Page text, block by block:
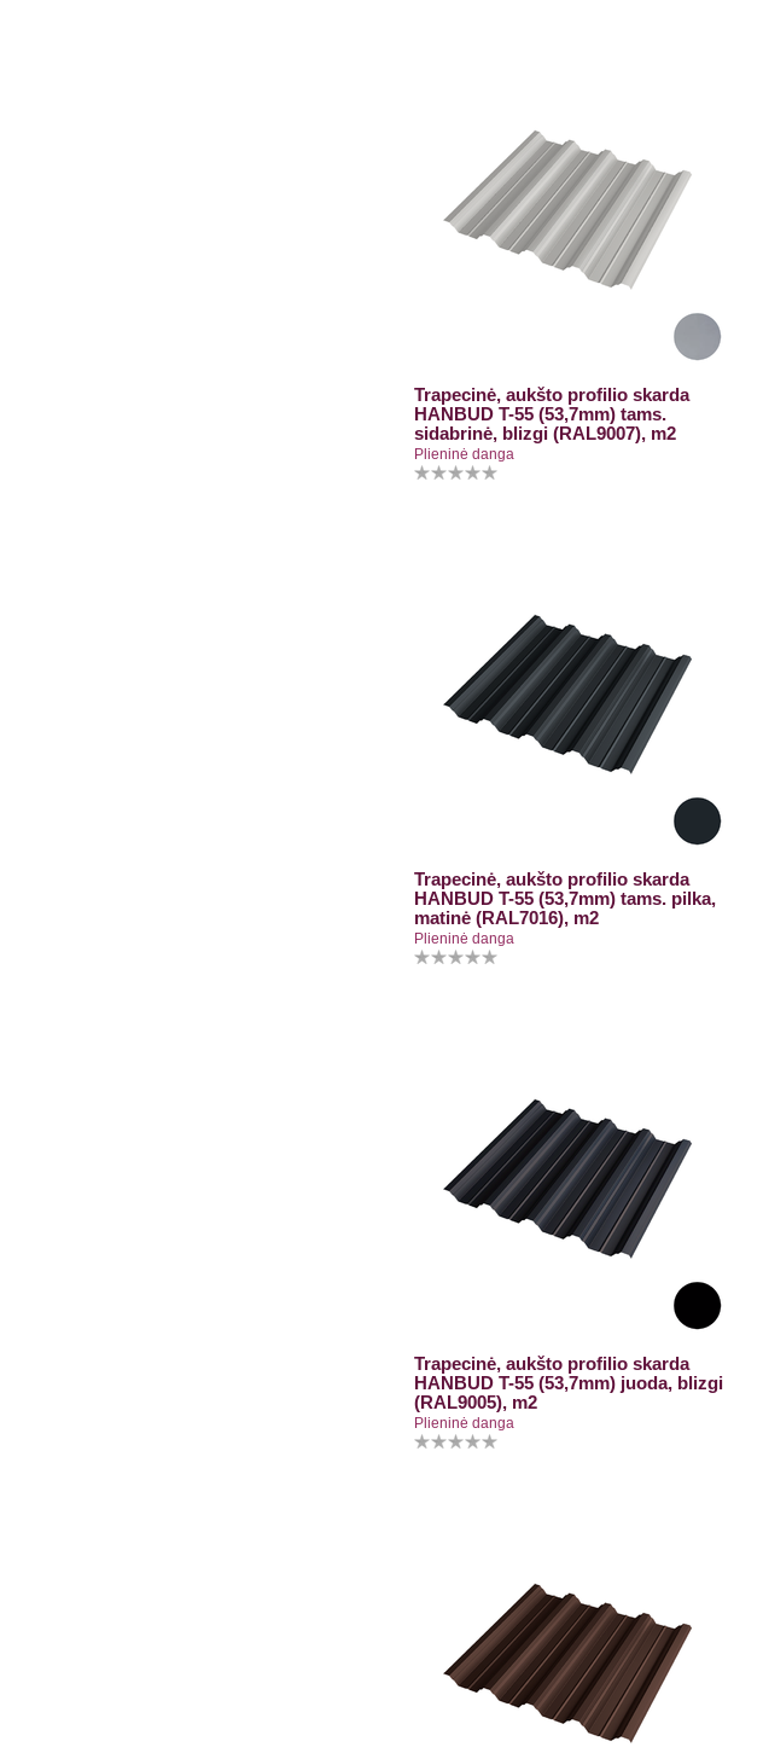
Trapecinė, aukšto profilio skarda
HANBUD T-55 (53,7mm) tams.
sidabrinė, blizgi (RAL9007), m2
Plieninė danga
Trapecinė, aukšto profilio skarda
HANBUD T-55 (53,7mm) tams. pilka,
matinė (RAL7016), m2
Plieninė danga
Trapecinė, aukšto profilio skarda
HANBUD T-55 (53,7mm) juoda, blizgi
(RAL9005), m2
Plieninė danga